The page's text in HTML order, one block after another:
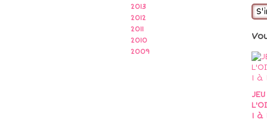
2013
2012
2011
2010
2009
1 à